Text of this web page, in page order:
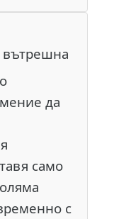
вътрешна
да
само
с